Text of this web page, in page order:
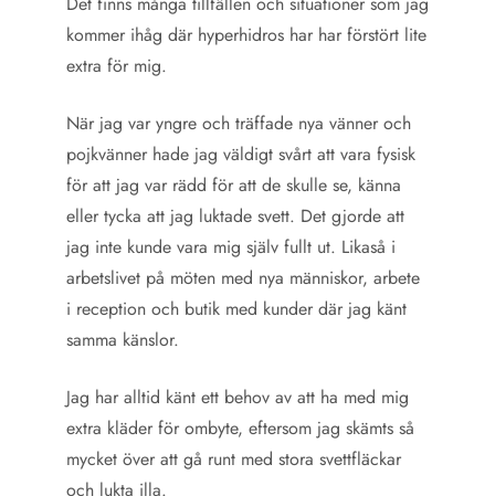
kommer ihåg där hyperhidros har har förstört lite
extra för mig.
När jag var yngre och träffade nya vänner och
pojkvänner hade jag väldigt svårt att vara fysisk
för att jag var rädd för att de skulle se, känna
eller tycka att jag luktade svett. Det gjorde att
jag inte kunde vara mig själv fullt ut. Likaså i
arbetslivet på möten med nya människor, arbete
i reception och butik med kunder där jag känt
samma känslor.
Jag har alltid känt ett behov av att ha med mig
extra kläder för ombyte, eftersom jag skämts så
mycket över att gå runt med stora svettfläckar
och lukta illa.